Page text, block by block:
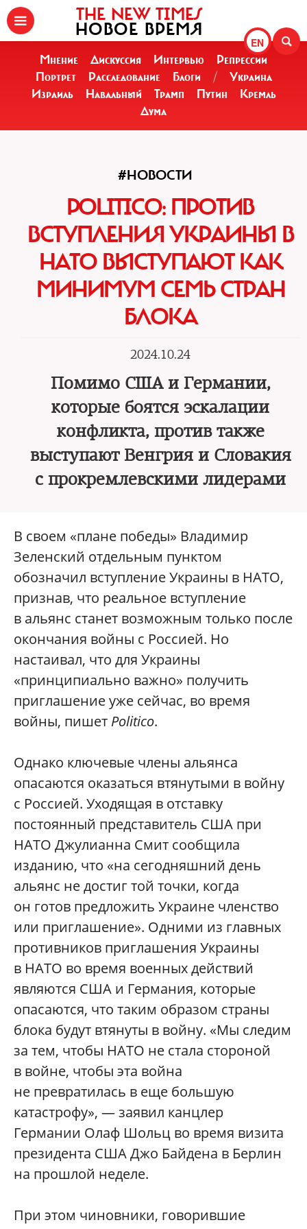
EN
THE NEW TIMES
НОВОЕ ВРЕМЯ
Мнение Дискуссия Интервью
Репрессии
Портрет
Расследование Блоги /
Украина
Израиль
Навальный Трамп Путин
Кремль
Дума
#НОВОСТИ
POLITICO: ПРОТИВ
ВСТУПЛЕНИЯ УКРАИНЫ В
НАТО ВЫСТУПАЮТ КАК
МИНИМУМ СЕМЬ СТРАН
БЛОКА
2024.10.24
Помимо США и Германии,
которые боятся эскалации
конфликта, против также
выступают Венгрия и Словакия
с прокремлевскими лидерами
В своем «плане победы» Владимир
Зеленский отдельным пунктом
обозначил вступление Украины в НАТО,
признав, что реальное вступление
в альянс станет возможным только после
окончания войны с Россией. Но
настаивал, что для Украины
«принципиально важно» получить
приглашение уже сейчас, во время
войны, пишет Politico.
Однако ключевые члены альянса
опасаются оказаться втянутыми в войну
с Россией. Уходящая в отставку
постоянный представитель США при
НАТО Джулианна Смит сообщила
изданию, что «на сегодняшний день
альянс не достиг той точки, когда
он готов предложить Украине членство
или приглашение». Одними из главных
противников приглашения Украины
в НАТО во время военных действий
являются США и Германия, которые
опасаются, что таким образом страны
блока будут втянуты в войну. «Мы следим
за тем, чтобы НАТО не стала стороной
в войне, чтобы эта война
не превратилась в еще большую
катастрофу», — заявил канцлер
Германии Олаф Шольц во время визита
президента США Джо Байдена в Берлин
на прошлой неделе.
При этом чиновники, говорившие